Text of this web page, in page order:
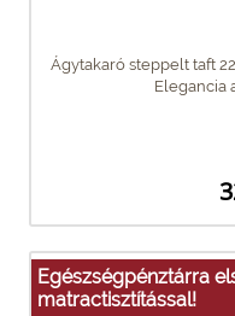
Ágytakaró steppelt taft
Elegancia
Egészségpénztárra
matractisztítással!